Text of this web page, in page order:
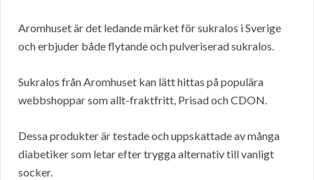
Aromhuset är det ledande märket för sukralos i Sverige
och erbjuder både flytande och pulveriserad sukralos.
Sukralos från Aromhuset kan lätt hittas på populära
webbshoppar som allt-fraktfritt, Prisad och CDON.
Dessa produkter är testade och uppskattade av många
diabetiker som letar efter trygga alternativ till vanligt
socker.